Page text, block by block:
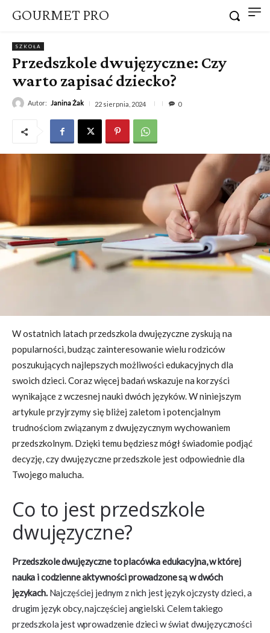
GOURMET PRO
SZKOŁA
Przedszkole dwujęzyczne: Czy
warto zapisać dziecko?
Autor: Janina Żak 22 sierpnia, 2024 0
W ostatnich latach przedszkola dwujęzyczne zyskują na
popularności, budząc zainteresowanie wielu rodziców
poszukujących najlepszych możliwości edukacyjnych dla
swoich dzieci. Coraz więcej badań wskazuje na korzyści
wynikające z wczesnej nauki dwóch języków. W niniejszym
artykule przyjrzymy się bliżej zaletom i potencjalnym
trudnościom związanym z dwujęzycznym wychowaniem
przedszkolnym. Dzięki temu będziesz mógł świadomie podjąć
decyzję, czy dwujęzyczne przedszkole jest odpowiednie dla
Twojego malucha.
Co to jest przedszkole
dwujęzyczne?
Przedszkole dwujęzyczne to placówka edukacyjna, w której
nauka i codzienne aktywności prowadzone są w dwóch
językach.Najczęściej jednym z nich jest język ojczysty dzieci, a
drugim język obcy, najczęściej angielski. Celem takiego
przedszkola jest wprowadzenie dzieci w świat dwujęzyczności